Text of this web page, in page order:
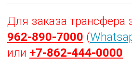
Для заказа трансфера
962-890-7000 (
или +7-862-444-0000.